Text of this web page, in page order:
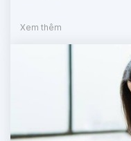
Xem thêm